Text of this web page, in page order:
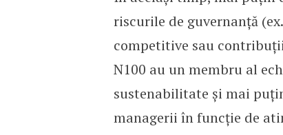
riscurile de guvernanță
competitive sau
N100 au un membru al
sustenabilitate și mai
managerii în funcție de